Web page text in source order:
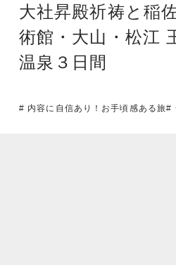
大社昇殿祈祷と稲
術館・大山・松江
温泉３日間
# 内容に自信あり！お手頃感ある旅#